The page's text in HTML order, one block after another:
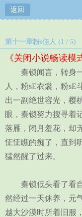
返回
第十一章粉s佳人 (1 / 5)
《关闭小说畅读模
秦锁闻言，转身一
人，粉sE衣裳，粉
出一副绝世容光，樱
眼，秦锁努力搜寻着
落雁，闭月羞花，却
怔怔瞧的痴了，直到
猛然醒了过来。
秦锁低头看了看自
然经过一天休养，元
越大沙漠时所着旧服